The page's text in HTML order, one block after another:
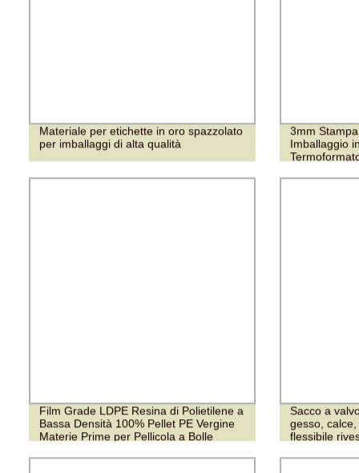
Materiale per etichette in oro spazzolato
per imballaggi di alta qualità
3mm
Imballaggio
Pubblicitario
Film Grade LDPE Resina di Polietilene a
Bassa Densità 100% Pellet PE Vergine
Materie Prime per Pellicola a Bolle
Sacco a
gesso,
flessibile